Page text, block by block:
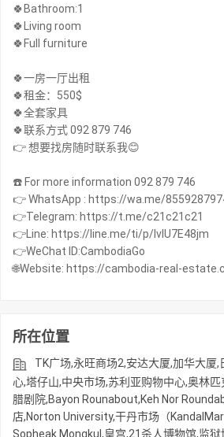
🍀Bathroom:1
🍀Living room
🍀Full furniture
🍀一房一厅出租
🍀租金：550$
🍀全套家具
🍀联系方式 092 879 746
👉 想要找房随时联系我😊
☎️ For more information 092 879 746
👉 WhatsApp : https://wa.me/
👉Telegram: https://t.me/c21c21c21
👉Line: https://line.me/ti/p/IvIU7E48jm
👉WeChat ID:CambodiaGo
🌐Website: https://cambodia-real-
所在位置
TK广场,永旺商场2,安达大厦,加华大厦
心,塔仔山,中央市场,苏利亚购物中心,奥林
腊剧院,Bayon Rounabout,Keh Nor
店,Norton University,干丹市场（
Sopheak Mongkul,皇宫,21杀人博物馆,监